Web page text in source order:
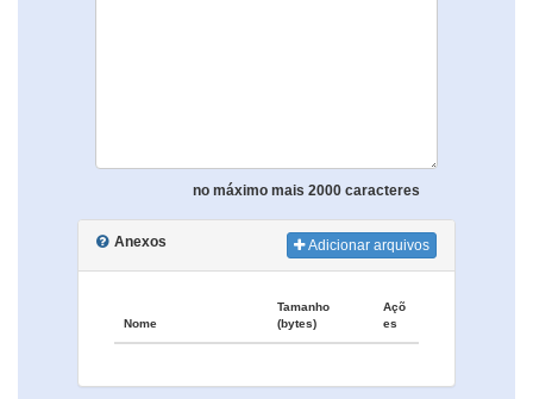
no máximo mais 2000 caracteres
Anexos Adicionar arquivos
Nome
Tamanho
(bytes)
Açõ
es